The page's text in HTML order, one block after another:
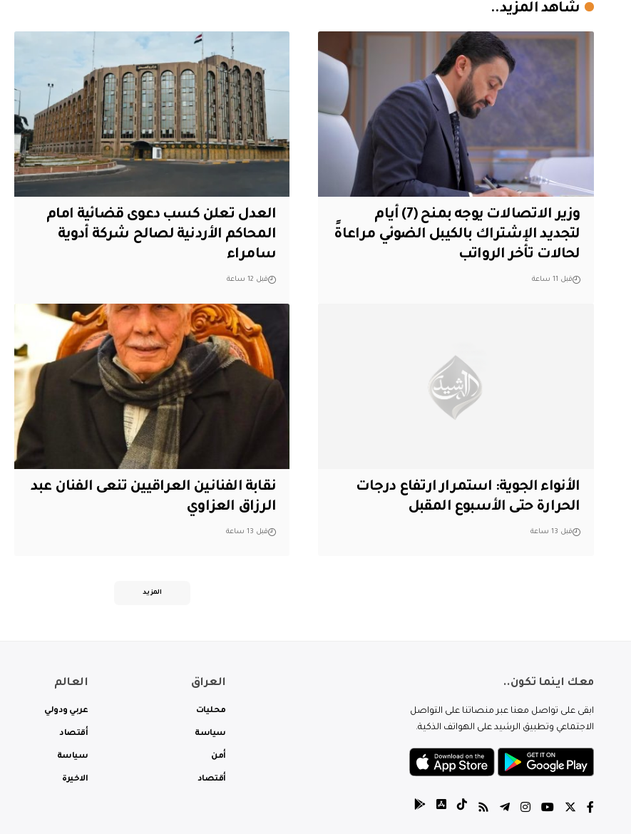
شاهد المزيد..
وزير الاتصالات يوجه بمنح (7) أيام
لتجديد الإشتراك بالكيبل الضوئي مراعاةً
لحالات تأخر الرواتب
قبل 11 ساعة
العدل تعلن كسب دعوى قضائية امام
المحاكم الأردنية لصالح شركة أدوية
سامراء
قبل 12 ساعة
الأنواء الجوية: استمرار ارتفاع درجات
الحرارة حتى الأسبوع المقبل
قبل 13 ساعة
نقابة الفنانين العراقيين تنعى الفنان عبد
الرزاق العزاوي
قبل 13 ساعة
المزيد
معك اينما تكون..
ابقى على تواصل معنا عبر منصاتنا على التواصل
الاجتماعي وتطبيق الرشيد على الهواتف الذكية.
العراق
محليات
سياسة
أمن
أقتصاد
العالم
عربي ودولي
أقتصاد
سياسة
الاخيرة